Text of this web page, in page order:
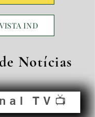
IND
Notícias
TV📺